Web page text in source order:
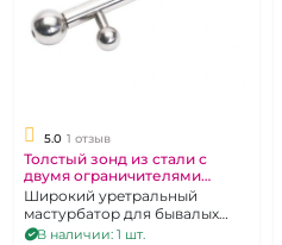
5.0 1 отзыв
Толстый зонд из стали с
двумя ограничителями
«Notabu»
Широкий уретральный
мастурбатор для бывалых
экспериментаторов
В наличии: 1 шт.